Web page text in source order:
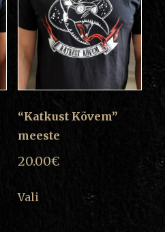
The
options
may
the
product
page
“Katkust Kõvem”
meeste
20.00€
Vali
product